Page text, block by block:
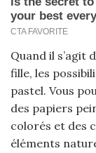
Quand il s’agit
fille, les
pastel. Vous
des papiers
colorés et des
éléments